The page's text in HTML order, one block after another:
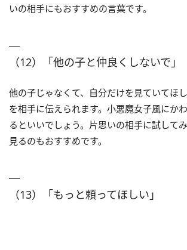
いの相手にもおすすめの言葉です。
（12）「他の子と仲良くしないで」
他の子じゃなくて、自分だけを見ていてほ
を相手に伝えられます。小悪魔女子風にか
るといいでしょう。片思いの相手に試して
見るのもおすすめです。
（13）「もっと頼ってほしい」